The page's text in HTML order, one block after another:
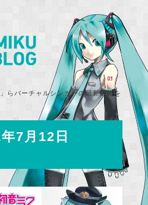
らバーチャルシンガーの最新情報を
7月12日